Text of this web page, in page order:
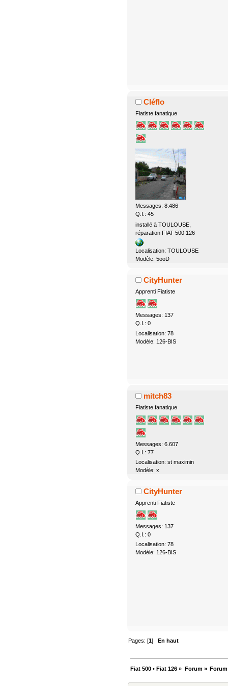
Cléflo
Fiatiste fanatique
Messages: 8.486
Q.I.: 45
installé à TOULOUSE,
réparation FIAT 500 126
Localisation: TOULOUSE
Modèle: 5ooD
CityHunter
Apprenti Fiatiste
Messages: 137
Q.I.: 0
Localisation: 78
Modèle: 126-BIS
mitch83
Fiatiste fanatique
Messages: 6.607
Q.I.: 77
Localisation: st maximin
Modèle: x
CityHunter
Apprenti Fiatiste
Messages: 137
Q.I.: 0
Localisation: 78
Modèle: 126-BIS
Pages: [1]En haut
Fiat 500 • Fiat 126 » Forum»